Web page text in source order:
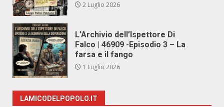
2 Luglio 2026
L’Archivio dell’Ispettore Di
Falco | 46909 -Episodio 3 – La
farsa e il fango
1 Luglio 2026
LAMICODELPOPOLO.IT